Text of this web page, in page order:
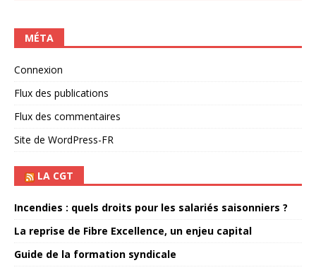
MÉTA
Connexion
Flux des publications
Flux des commentaires
Site de WordPress-FR
LA CGT
Incendies : quels droits pour les salariés saisonniers ?
La reprise de Fibre Excellence, un enjeu capital
Guide de la formation syndicale